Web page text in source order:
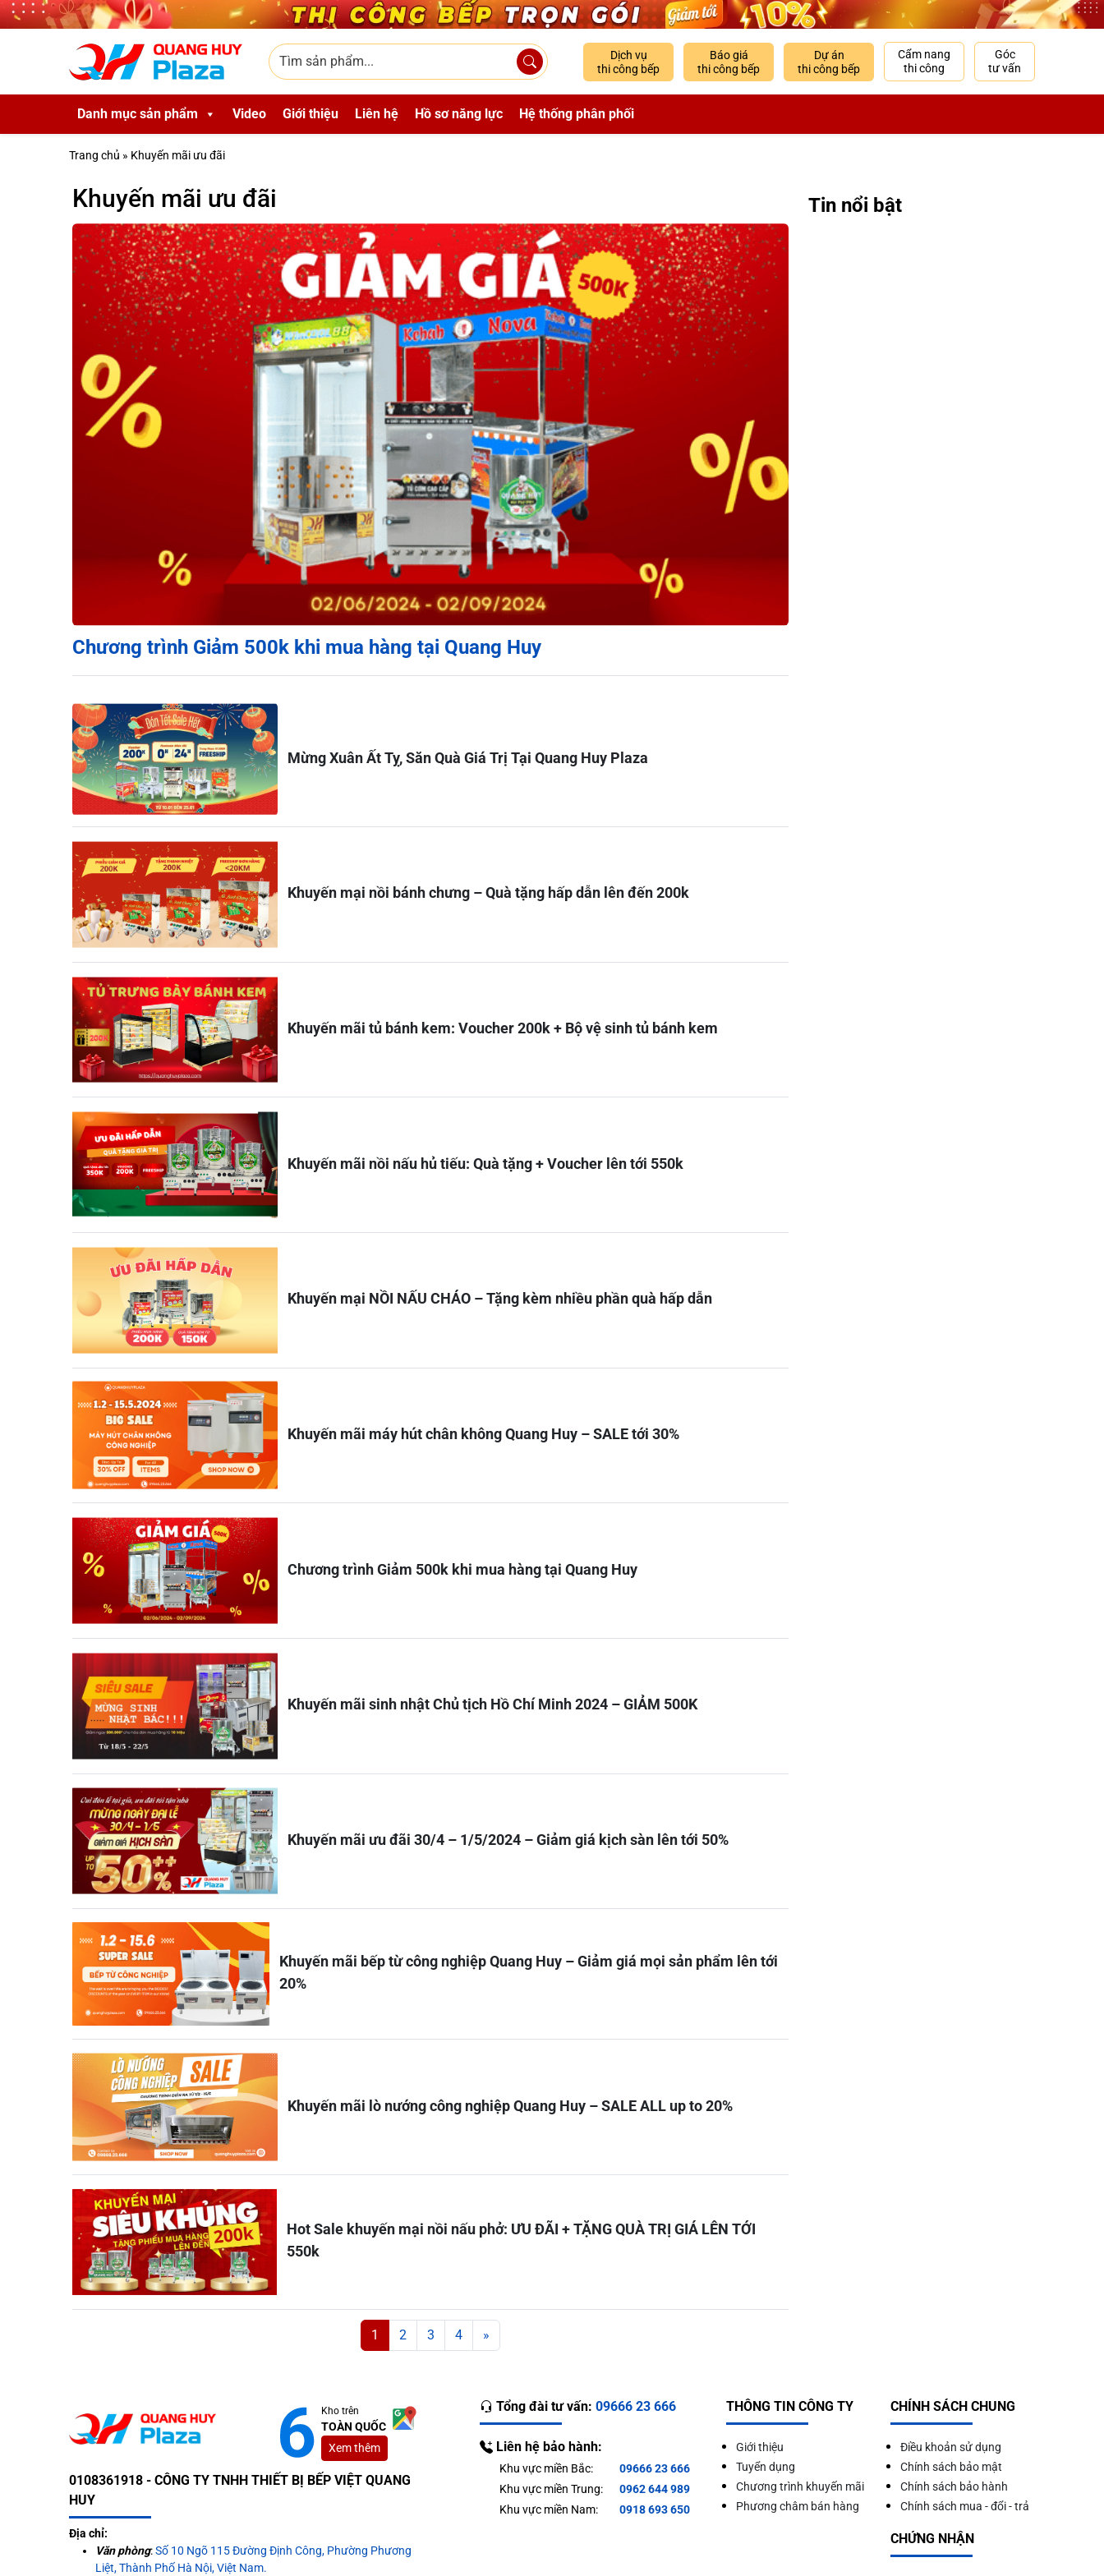
Skip to main content
Tìm sản phẩm
Dịch vụ
thi công bếp
Báo giá
thi công bếp
Dự án
thi công bếp
Cẩm nang
thi công
Góc
tư vấn
Danh mục sản phẩm Video Giới thiệu Liên hệ Hồ sơ năng lực Hệ thống phân phối
Trang chủ » Khuyến mãi ưu đãi
Khuyến mãi ưu đãi
Chương trình Giảm 500k khi mua hàng tại Quang Huy
Mừng Xuân Ất Tỵ, Săn Quà Giá Trị Tại Quang Huy Plaza
Khuyến mại nồi bánh chưng – Quà tặng hấp dẫn lên đến 200k
Khuyến mãi tủ bánh kem: Voucher 200k + Bộ vệ sinh tủ bánh kem
Khuyến mãi nồi nấu hủ tiếu: Quà tặng + Voucher lên tới 550k
Khuyến mại NỒI NẤU CHÁO – Tặng kèm nhiều phần quà hấp dẫn
Khuyến mãi máy hút chân không Quang Huy – SALE tới 30%
Chương trình Giảm 500k khi mua hàng tại Quang Huy
Khuyến mãi sinh nhật Chủ tịch Hồ Chí Minh 2024 – GIẢM 500K
Khuyến mãi ưu đãi 30/4 – 1/5/2024 – Giảm giá kịch sàn lên tới 50%
Khuyến mãi bếp từ công nghiệp Quang Huy – Giảm giá mọi sản phẩm lên tới
20%
Khuyến mãi lò nướng công nghiệp Quang Huy – SALE ALL up to 20%
Hot Sale khuyến mại nồi nấu phở: ƯU ĐÃI + TẶNG QUÀ TRỊ GIÁ LÊN TỚI
550k
1 2 3 4 »
Tin nổi bật
THÔNG TIN CÔNG TY
Giới thiệu
Tuyển dụng
Chương trình khuyến mãi
Phương châm bán hàng
CHÍNH SÁCH CHUNG
Điều khoản sử dụng
Chính sách bảo mật
Chính sách bảo hành
Chính sách mua - đổi - trả
CHỨNG NHẬN
Kho trên
TOÀN QUỐC
Xem thêm
0108361918 - CÔNG TY TNHH THIẾT BỊ BẾP VIỆT QUANG
HUY
Địa chỉ:
Văn phòng:Số 10 Ngõ 115 Đường Định Công, Phường Phương
Liệt, Thành Phố Hà Nội, Việt Nam.
Tổng đài tư vấn: 09666 23 666
Liên hệ bảo hành:
Khu vực miền Bắc:
09666 23 666
Khu vực miền Trung:
0962 644 989
Khu vực miền Nam:
0918 693 650